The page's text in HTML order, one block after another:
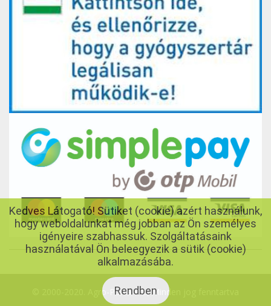
© 2000-2020. Agro-Porta Kft., Minden jog fenntartva
Kedves Látogató! Sütiket (cookie) azért használunk,
hogy weboldalunkat még jobban az Ön személyes
igényeire szabhassuk. Szolgáltatásaink
használatával Ön beleegyezik a sütik (cookie)
alkalmazásába.
Rendben